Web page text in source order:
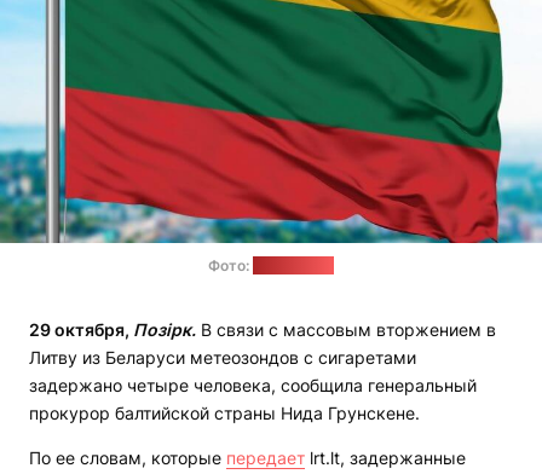
Фото:
29 октября, Позірк. В связи с массовым вторжением в
Литву из Беларуси метеозондов с сигаретами
задержано четыре человека, сообщила генеральный
прокурор балтийской страны Нида Грунскене.
По ее словам, которые передает lrt.lt, задержанные